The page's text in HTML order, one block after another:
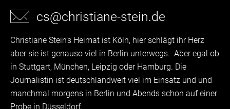
cs@christiane-stein.de
Christiane Stein’s Heimat ist Köln, hier schlägt ihr Herz
aber sie ist genauso viel in Berlin unterwegs. Aber egal ob
in Stuttgart, München, Leipzig oder Hamburg. Die
Journalistin ist deutschlandweit viel im Einsatz und und
manchmal morgens in Berlin und Abends schon auf einer
Probe in Düsseldorf.